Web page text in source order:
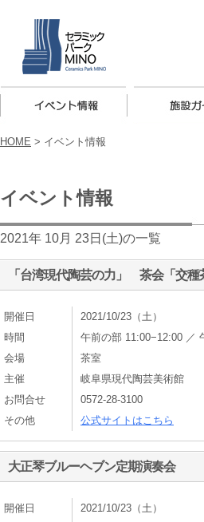
HOME > イベント情報
イベント情報
2021年 10月 23日(土)の一覧
「台湾現代陶芸の力」 茶会「交
開催日
2021/10/23（土）
時間
午前の部 11:00−12:00 ／
会場
茶室
主催
岐阜県現代陶芸美術館
お問合せ
0572-28-3100
その他
公式サイトはこちら
大正琴ブルーヘブン定期演奏会
開催日
2021/10/23（土）